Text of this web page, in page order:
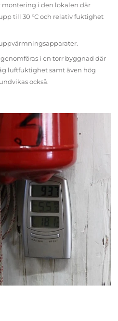
montering i den lokalen där
till 30 °C och relativ fuktighet
i en torr byggnad där
luftfuktighet samt även hög
också.